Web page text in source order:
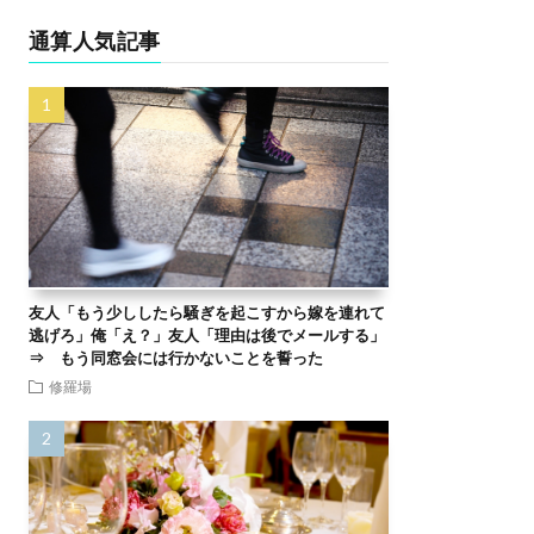
通算人気記事
友人「もう少ししたら騒ぎを起こすから嫁を連れて
逃げろ」俺「え？」友人「理由は後でメールする」
⇒ もう同窓会には行かないことを誓った
修羅場